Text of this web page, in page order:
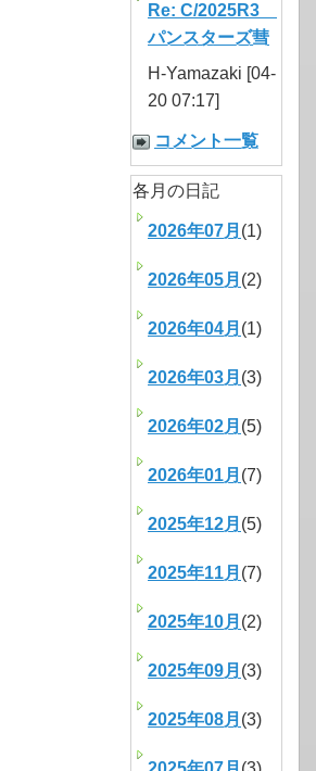
Re: C/2025R3
パンスターズ彗
H-Yamazaki [04-
20 07:17]
コメント一覧
各月の日記
2026年07月 (1)
2026年05月 (2)
2026年04月 (1)
2026年03月 (3)
2026年02月 (5)
2026年01月 (7)
2025年12月 (5)
2025年11月 (7)
2025年10月 (2)
2025年09月 (3)
2025年08月 (3)